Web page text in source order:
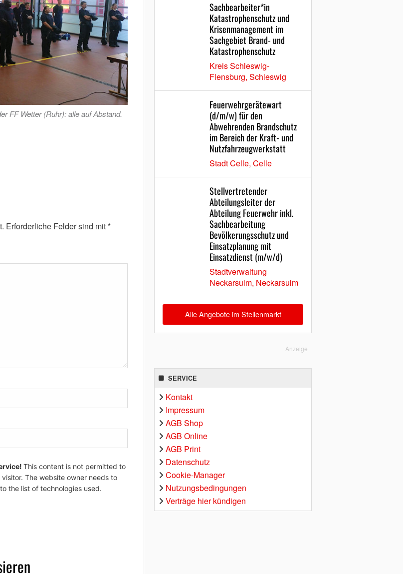
FF Wetter (Ruhr): alle auf Abstand.
Erforderliche Felder sind mit*
This content is not permitted to
The website owner needs to
the list of technologies used.
Sachbearbeiter*in
Katastrophenschutz und
Krisenmanagement im
Sachgebiet Brand- und
Katastrophenschutz
Kreis Schleswig-
Flensburg, Schleswig
Feuerwehrgerätewart
(d/m/w) für den
Abwehrenden Brandschutz
im Bereich der Kraft- und
Nutzfahrzeugwerkstatt
Stadt Celle, Celle
Stellvertretender
Abteilungsleiter der
Abteilung Feuerwehr inkl.
Sachbearbeitung
Bevölkerungsschutz und
Einsatzplanung mit
Einsatzdienst (m/w/d)
Stadtverwaltung
Neckarsulm, Neckarsulm
Alle Angebote im Stellenmarkt
Anzeige
SERVICE
Kontakt
Impressum
AGB Shop
AGB Online
AGB Print
Datenschutz
Cookie-Manager
Nutzungsbedingungen
Verträge hier kündigen